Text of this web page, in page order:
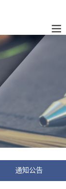
通知公告